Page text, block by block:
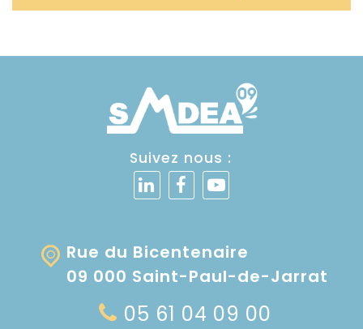
Suivez nous :
Rue du Bicentenaire
09 000 Saint-Paul-de-Jarrat
05 61 04 09 00